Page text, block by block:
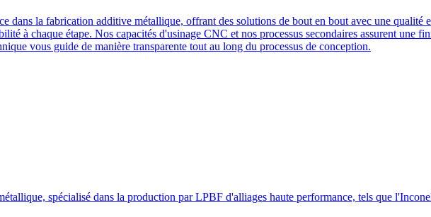
la fabrication additive métallique, offrant des solutions de bout en bout avec une qualité
à chaque étape. Nos capacités d'usinage CNC et nos processus secondaires assurent une
vous guide de manière transparente tout au long du processus de conception.
spécialisé dans la production par LPBF d'alliages haute performance, tels que